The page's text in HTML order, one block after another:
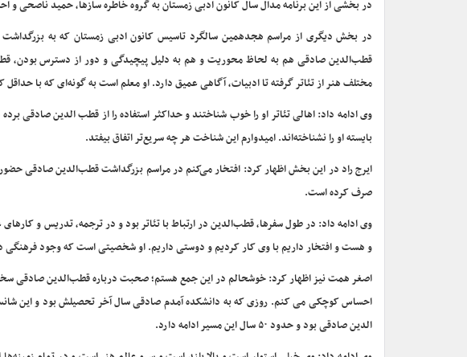
در بخشی از این برنامه مدال سال کانون ادبی زمستان به گروه خاطره سازها، حمید
در بخش دیگری از مراسم هجدهمین سالگرد تاسیس کانون ادبی زمستان که به
قطب‌الدین صادقی هم به لحاظ محوریت و هم به دلیل پیچیدگی و دور از دسترس بودن،
مختلف هنر از تئاتر گرفته تا ادبیات، آگاهی عمیق دارد. او معلم است به گونه‌ای که با
وی ادامه داد: اهالی تئاتر او را خوب شناختند و حداکثر استفاده را از قطب الدین صادقی
بایسته او را نشناخته‌اند. امیدوارم این شناخت هر چه سریع‌تر اتفاق بیفتد.
ایرج راد در این بخش اظهار کرد: افتخار می‌کنم در مراسم بزرگداشت قطب‌الدین صادقی
صرف کرده است.
وی ادامه داد: در طول سفرها، قطب‌الدین در ارتباط با تئاتر بود و در ترجمه، تدریس و کارهای
و هست و افتخار داریم با وی کار کردیم و دوستی داریم. او شخصیتی است که وجود فرهنگی
اصغر همت نیز اظهار کرد: خوشحالم در این جمع هستم؛ صحبت درباره قطب‌الدین صادقی
احساس کوچکی می کنم. روزی که به دانشکده آمدم صادقی سال آخر تحصیلش بود و این
الدین صادقی بود و حدود ۵۰ سال این مسیر ادامه دارد.